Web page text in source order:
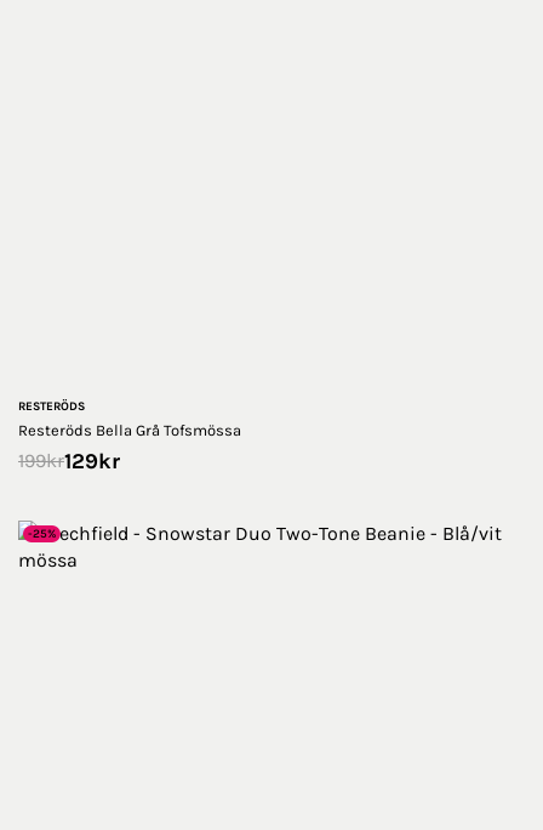
RESTERÖDS
Resteröds Bella Grå Tofsmössa
199kr129kr
-25%